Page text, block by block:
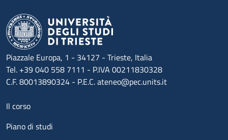
Piazzale Europa, 1 - 34127 - Trieste, Italia
Tel. +39 040 558 7111 - P.IVA 00211830328
C.F. 80013890324 - P.E.C. ateneo@pec.units.it
Menu footer 1
Il corso
Piano di studi